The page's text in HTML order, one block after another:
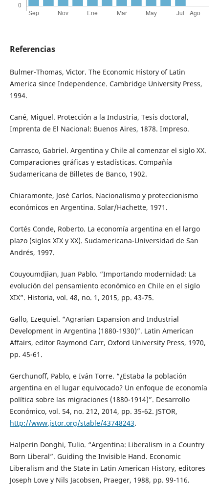
Referencias
Bulmer-Thomas, Victor. The Economic History of Latin
America since Independence. Cambridge University Press,
1994.
Cané, Miguel. Protección a la Industria, Tesis doctoral,
Imprenta de El Nacional: Buenos Aires, 1878. Impreso.
Carrasco, Gabriel. Argentina y Chile al comenzar el siglo XX.
Comparaciones gráficas y estadísticas. Compañía
Sudamericana de Billetes de Banco, 1902.
Chiaramonte, José Carlos. Nacionalismo y proteccionismo
económicos en Argentina. Solar/Hachette, 1971.
Cortés Conde, Roberto. La economía argentina en el largo
plazo (siglos XIX y XX). Sudamericana-Universidad de San
Andrés, 1997.
Couyoumdjian, Juan Pablo. “Importando modernidad: La
evolución del pensamiento económico en Chile en el siglo
XIX”. Historia, vol. 48, no. 1, 2015, pp. 43-75.
Gallo, Ezequiel. “Agrarian Expansion and Industrial
Development in Argentina (1880-1930)”. Latin American
Affairs, editor Raymond Carr, Oxford University Press, 1970,
pp. 45-61.
Gerchunoff, Pablo, e Iván Torre. “¿Estaba la población
argentina en el lugar equivocado? Un enfoque de economía
política sobre las migraciones (1880-1914)”. Desarrollo
Económico, vol. 54, no. 212, 2014, pp. 35-62. JSTOR,
http://www.jstor.org/stable/43748243.
Halperin Donghi, Tulio. “Argentina: Liberalism in a Country
Born Liberal”. Guiding the Invisible Hand. Economic
Liberalism and the State in Latin American History, editores
Joseph Love y Nils Jacobsen, Praeger, 1988, pp. 99-116.